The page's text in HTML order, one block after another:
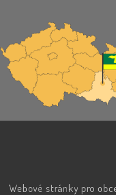
Webové stránky pro